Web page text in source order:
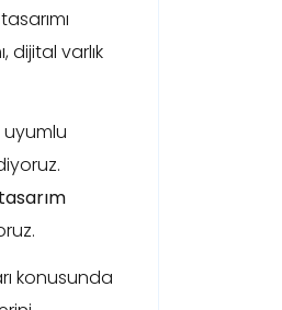
dijital varlık
uyumlu
konusunda